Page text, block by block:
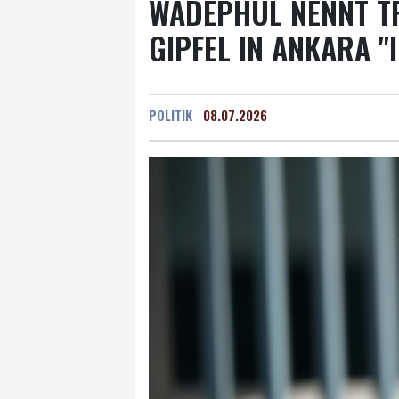
WADEPHUL NENNT
GIPFEL IN ANKARA
POLITIK 08.07.2026